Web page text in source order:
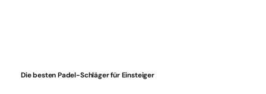
Die besten Padel-Schläger für Einsteiger